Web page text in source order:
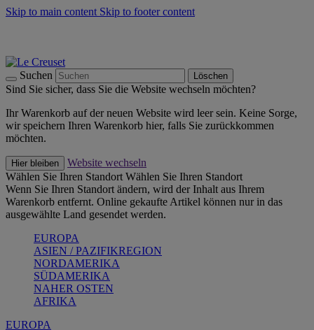
Skip to main content Skip to footer content
Suchen Löschen
Sind Sie sicher, dass Sie die Website wechseln möchten?
Ihr Warenkorb auf der neuen Website wird leer sein. Keine Sorge,
wir speichern Ihren Warenkorb hier, falls Sie zurückkommen
möchten.
Hier bleiben
Website wechseln
Wählen Sie Ihren Standort Wählen Sie Ihren Standort
Wenn Sie Ihren Standort ändern, wird der Inhalt aus Ihrem
Warenkorb entfernt. Online gekaufte Artikel können nur in das
ausgewählte Land gesendet werden.
EUROPA
ASIEN / PAZIFIKREGION
NORDAMERIKA
SÜDAMERIKA
NAHER OSTEN
AFRIKA
EUROPA